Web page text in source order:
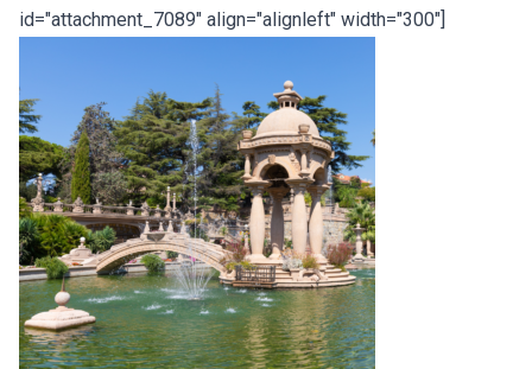
id="attachment_7089" align="alignleft" width="300"]